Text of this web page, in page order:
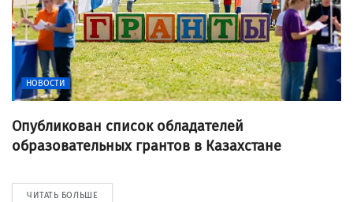
НОВОСТИ
Опубликован список обладателей
образовательных грантов в Казахстане
ЧИТАТЬ БОЛЬШЕ